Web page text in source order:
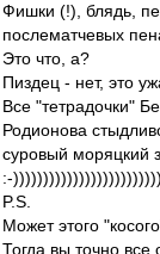
Фишки (!), блядь,
послематчевых
Это что, а?
Пиздец - нет, это
Все "тетрадочки"
Родионова
суровый моряцкий
:-
P.S.
Может этого
Тогда вы точно все